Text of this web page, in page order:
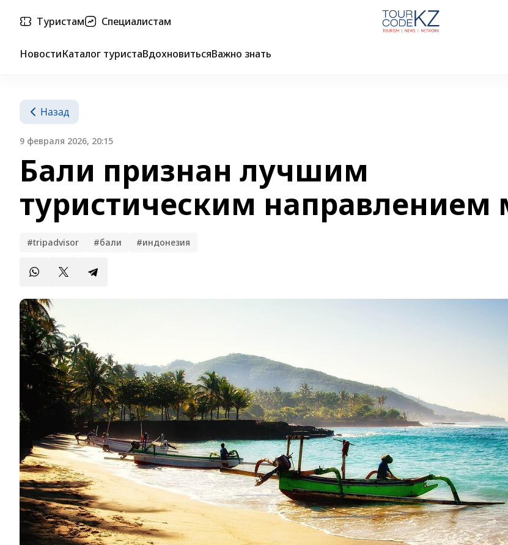
Туристам Специалистам
НовостиКаталог туристаВдохновитьсяВажно знать
Назад
9 февраля 2026, 20:15
Бали признан лучшим
туристическим направлением
#tripadvisor #бали #индонезия